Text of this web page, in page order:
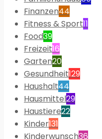
Finanzen44
Fitness & Sport11
Food39
Freizeit16
Garten20
Gesundheit129
Haushalt44
Hausmittel29
Haustiere22
Kinder131
Kinderwunsch36